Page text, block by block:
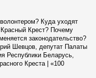
Куда уходят
Крест? Почему
законодательство?
Шевцов, депутат Палаты
Республики Беларусь,
Креста | «100